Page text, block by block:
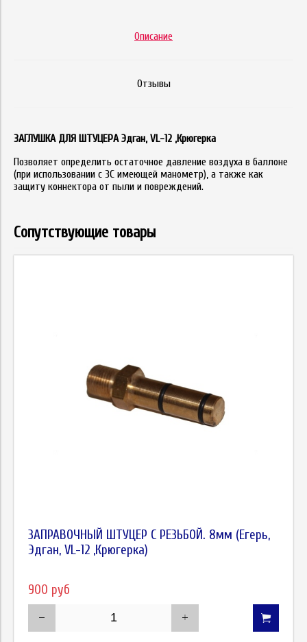
Описание
Отзывы
ЗАГЛУШКА ДЛЯ ШТУЦЕРА Эдган, VL-12 ,Крюгерка
Позволяет определить остаточное давление воздуха в баллоне
(при использовании с ЗС имеющей манометр), а также как
защиту коннектора от пыли и повреждений.
Сопутствующие товары
ЗАПРАВОЧНЫЙ ШТУЦЕР С РЕЗЬБОЙ. 8мм (Егерь,
Эдган, VL-12 ,Крюгерка)
900 руб